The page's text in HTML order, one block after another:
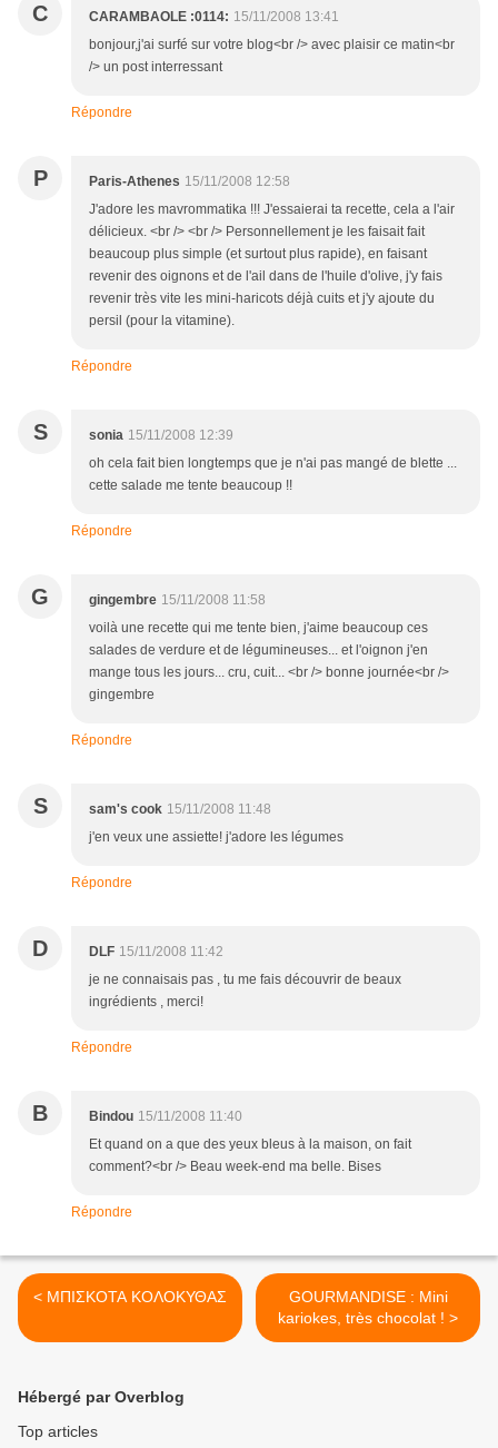
C CARAMBAOLE :0114: 15/11/2008 13:41
bonjour,j'ai surfé sur votre blog<br /> avec plaisir ce matin<br
/> un post interressant
Répondre
P Paris-Athenes 15/11/2008 12:58
J'adore les mavrommatika !!! J'essaierai ta recette, cela a l'air
délicieux. <br /> <br /> Personnellement je les faisait fait
beaucoup plus simple (et surtout plus rapide), en faisant
revenir des oignons et de l'ail dans de l'huile d'olive, j'y fais
revenir très vite les mini-haricots déjà cuits et j'y ajoute du
persil (pour la vitamine).
Répondre
S sonia 15/11/2008 12:39
oh cela fait bien longtemps que je n'ai pas mangé de blette ...
cette salade me tente beaucoup !!
Répondre
G gingembre 15/11/2008 11:58
voilà une recette qui me tente bien, j'aime beaucoup ces
salades de verdure et de légumineuses... et l'oignon j'en
mange tous les jours... cru, cuit... <br /> bonne journée<br />
gingembre
Répondre
S sam's cook 15/11/2008 11:48
j'en veux une assiette! j'adore les légumes
Répondre
D DLF 15/11/2008 11:42
je ne connaisais pas , tu me fais découvrir de beaux
ingrédients , merci!
Répondre
B Bindou 15/11/2008 11:40
Et quand on a que des yeux bleus à la maison, on fait
comment?<br /> Beau week-end ma belle. Bises
Répondre
< ΜΠΙΣΚΟΤΑ ΚΟΛΟΚΥΘΑΣ
GOURMANDISE : Mini
kariokes, très chocolat ! >
Hébergé par Overblog
Top articles